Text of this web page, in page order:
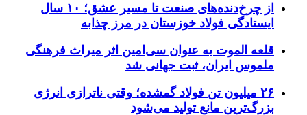
از چرخ‌دنده‌های صنعت تا مسیر عشق؛ ۱۰ سال
ایستادگی فولاد خوزستان در مرز چذابه
قلعه الموت به عنوان سی‌امین اثر میراث‌ فرهنگی
ملموس ایران، ثبت جهانی شد
۲۶ میلیون تن فولاد گمشده؛ وقتی ناترازی انرژی
بزرگ‌ترین مانع تولید می‌شود